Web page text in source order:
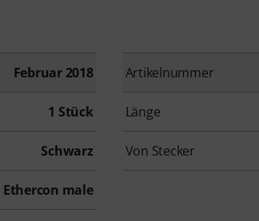
Februar 2018 Artikelnummer
1 Stück Länge
Schwarz Von Stecker
Ethercon male